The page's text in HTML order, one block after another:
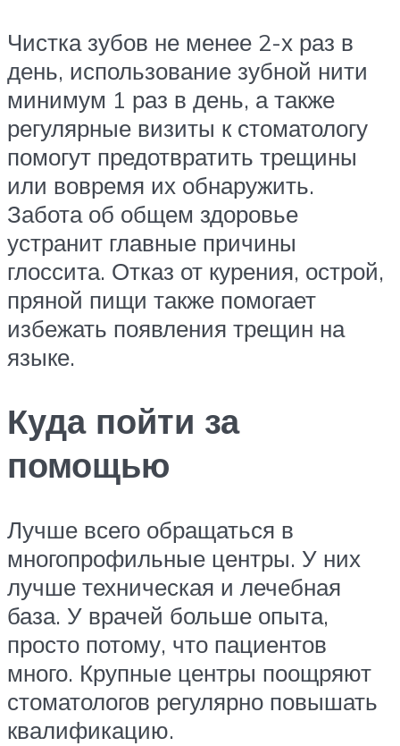
Чистка зубов не менее 2-х раз в
день, использование зубной нити
минимум 1 раз в день, а также
регулярные визиты к стоматологу
помогут предотвратить трещины
или вовремя их обнаружить.
Забота об общем здоровье
устранит главные причины
глоссита. Отказ от курения, острой,
пряной пищи также помогает
избежать появления трещин на
языке.
Куда пойти за
помощью
Лучше всего обращаться в
многопрофильные центры. У них
лучше техническая и лечебная
база. У врачей больше опыта,
просто потому, что пациентов
много. Крупные центры поощряют
стоматологов регулярно повышать
квалификацию.